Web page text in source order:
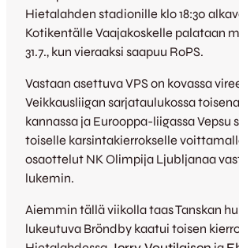
Hietalahden stadionille klo 18:30
Kotikentälle Vaajakoskelle palataan
31.7., kun vieraaksi saapuu RoPS.
Vastaan asettuva VPS on kovassa
Veikkausliigan sarjataulukossa
kannassa ja Eurooppa-liigassa Vepsu
toiselle karsintakierrokselle
osaottelut NK Olimpija Ljubljanaa
lukemin.
Aiemmin tällä viikolla taas Tanskan
lukeutuva Bröndby kaatui toisen